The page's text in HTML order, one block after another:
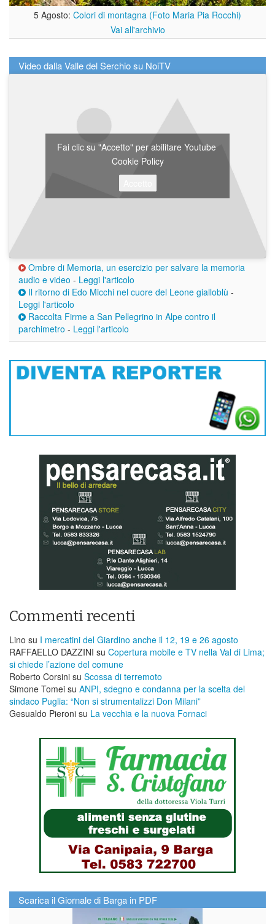
5 Agosto: Colori di montagna (Foto Maria Pia Rocchi)
Vai all'archivio
Video dalla Valle del Serchio su NoiTV
Fai clic su "Accetto" per abilitare Youtube
Cookie Policy
Ombre di Memoria, un esercizio per salvare la memoria
audio e video - Leggi l'articolo
Il ritorno di Edo Micchi nel cuore del Leone gialloblù -
Leggi l'articolo
Raccolta Firme a San Pellegrino in Alpe contro il
parchimetro - Leggi l'articolo
Commenti recenti
Lino su I mercatini del Giardino anche il 12, 19 e 26 agosto
RAFFAELLO DAZZINI su ​Copertura mobile e TV nella Val di Lima;
si chiede l’azione del comune
Roberto Corsini su Scossa di terremoto
Simone Tomei su ANPI, sdegno e condanna per la scelta del
sindaco Puglia: “Non si strumentalizzi Don Milani”
Gesualdo Pieroni su La vecchia e la nuova Fornaci
Scarica il Giornale di Barga in PDF